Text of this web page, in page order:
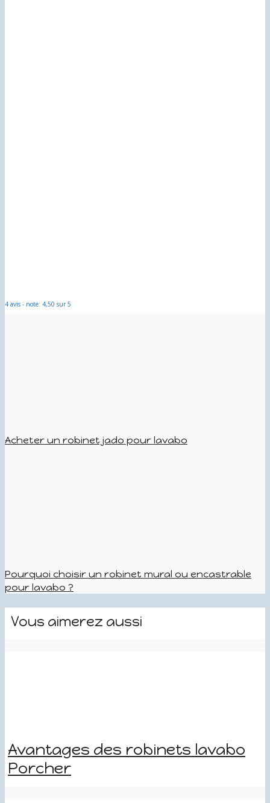
4 avis - note: 4,50 sur 5
Acheter un robinet jado pour lavabo
Pourquoi choisir un robinet mural ou encastrable
pour lavabo ?
Vous aimerez aussi
Avantages des robinets lavabo
Porcher